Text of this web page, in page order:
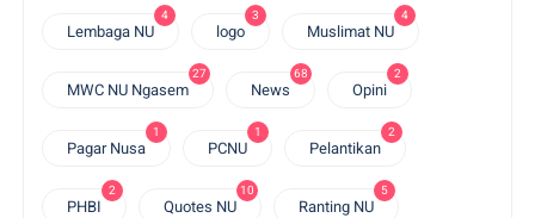
Lembaga NU
4
logo
3
Muslimat NU
4
MWC NU Ngasem
27
News
68
Opini
2
Pagar Nusa
1
PCNU
1
Pelantikan
2
PHBI
2
Quotes NU
10
Ranting NU
5